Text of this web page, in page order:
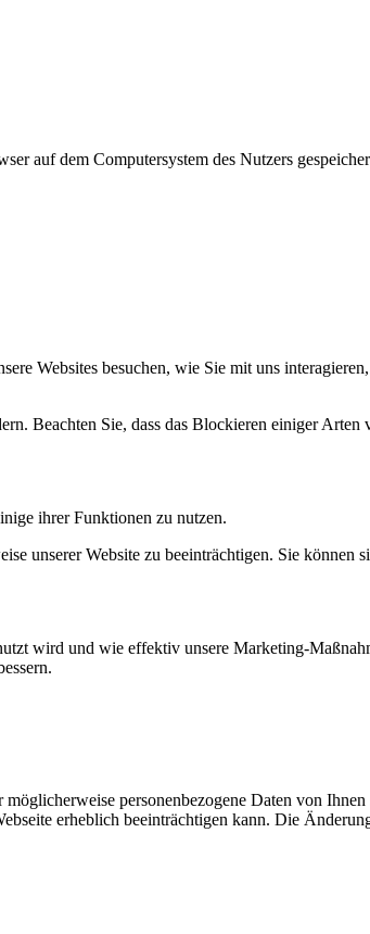
auf dem Computersystem des Nutzers
Websites besuchen, wie Sie mit uns
Beachten Sie, dass das Blockieren einiger
ihrer Funktionen zu nutzen.
unserer Website zu beeinträchtigen. Sie können
wird und wie effektiv unsere Marketing-
personenbezogene Daten von
erheblich beeinträchtigen kann. Die